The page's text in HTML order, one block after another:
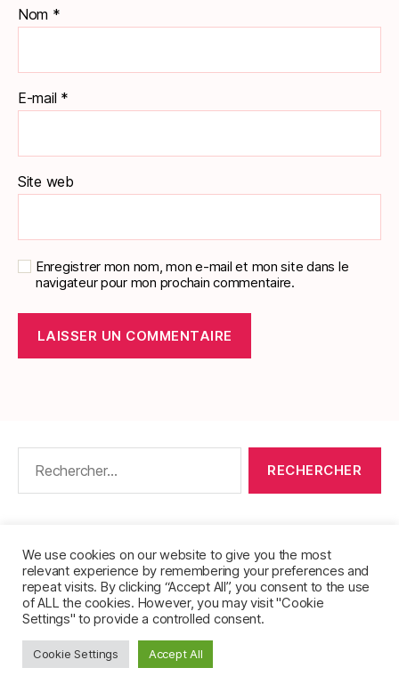
Nom *
E-mail *
Site web
Enregistrer mon nom, mon e-mail et mon site dans le
navigateur pour mon prochain commentaire.
À PROPOS•MENTIONS LÉGALES•
POLITIQUE DE CONFIDENTIALITÉ
© 2026 FichesVocabulaire.com
We use cookies on our website to give you the most
relevant experience by remembering your preferences and
repeat visits. By clicking “Accept All”, you consent to the use
of ALL the cookies. However, you may visit "Cookie
Settings" to provide a controlled consent.
Cookie Settings Accept All